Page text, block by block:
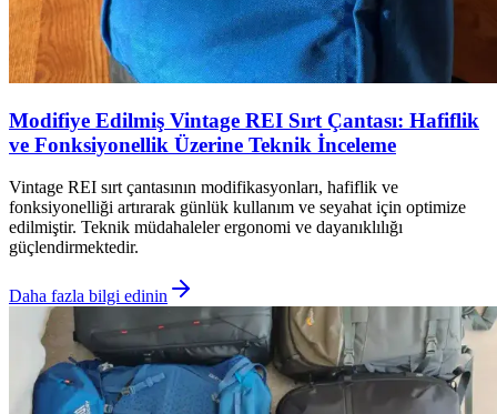
Modifiye Edilmiş Vintage REI Sırt Çantası: Hafiflik
ve Fonksiyonellik Üzerine Teknik İnceleme
Vintage REI sırt çantasının modifikasyonları, hafiflik ve
fonksiyonelliği artırarak günlük kullanım ve seyahat için optimize
edilmiştir. Teknik müdahaleler ergonomi ve dayanıklılığı
güçlendirmektedir.
Daha fazla bilgi edinin